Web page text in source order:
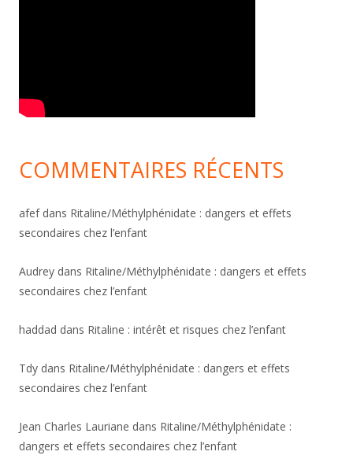
COMMENTAIRES RÉCENTS
afefdans Ritaline/Méthylphénidate : dangers et effets
secondaires chez l’enfant
Audrey dans Ritaline/Méthylphénidate : dangers et effets
secondaires chez l’enfant
haddad dans Ritaline : intérêt et risques chez l’enfant
Tdy dans Ritaline/Méthylphénidate : dangers et effets
secondaires chez l’enfant
Jean Charles Lauriane dans Ritaline/Méthylphénidate :
dangers et effets secondaires chez l’enfant